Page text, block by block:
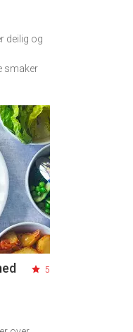
deilig og
smaker
5